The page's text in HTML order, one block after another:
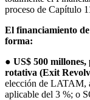
proceso de Capítulo
El financiamiento
forma:
● US$ 500
rotativa (Exit
elección de LATAM,
aplicable del 3 %; o